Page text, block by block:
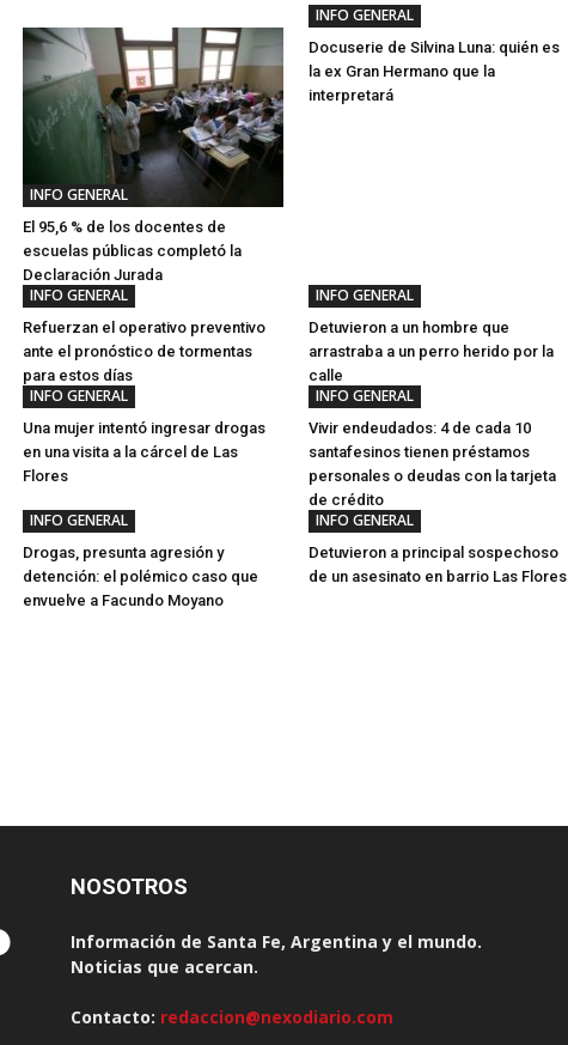
INFO GENERAL
El 95,6 % de los docentes de
escuelas públicas completó la
Declaración Jurada
INFO GENERAL
Docuserie de Silvina Luna: quién es
la ex Gran Hermano que la
interpretará
INFO GENERAL
Refuerzan el operativo preventivo
ante el pronóstico de tormentas
para estos días
INFO GENERAL
Detuvieron a un hombre que
arrastraba a un perro herido por la
calle
INFO GENERAL
Una mujer intentó ingresar drogas
en una visita a la cárcel de Las
Flores
INFO GENERAL
Vivir endeudados: 4 de cada 10
santafesinos tienen préstamos
personales o deudas con la tarjeta
de crédito
INFO GENERAL
Drogas, presunta agresión y
detención: el polémico caso que
envuelve a Facundo Moyano
INFO GENERAL
Detuvieron a principal sospechoso
de un asesinato en barrio Las Flores
NOSOTROS
Información de Santa Fe, Argentina y el mundo.
Noticias que acercan.
Contacto: redaccion@nexodiario.com